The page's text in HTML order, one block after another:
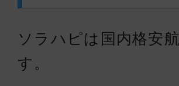
ソラハピは国内格安
す。